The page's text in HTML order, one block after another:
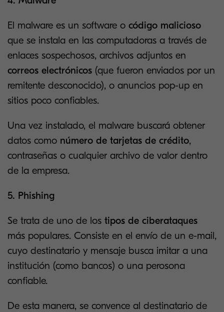
El malware es un software o código malicioso
que se instala en las computadoras a través de
enlaces sospechosos, archivos adjuntos en
correos electrónicos (que fueron enviados por un
remitente desconocido), o anuncios pop-up en
sitios poco confiables.
Una vez instalado, el malware buscará obtener
datos como número de tarjetas de crédito,
contraseñas o cualquier archivo de valor dentro
de la empresa.
5. Phishing
Se trata de uno de los tipos de ciberataques
más populares. Consiste en el envío de un e-mail,
cuyo destinatario y mensaje busca imitar a una
institución (como bancos) o una perosona
confiable.
De esta manera, se convence al destinatario de